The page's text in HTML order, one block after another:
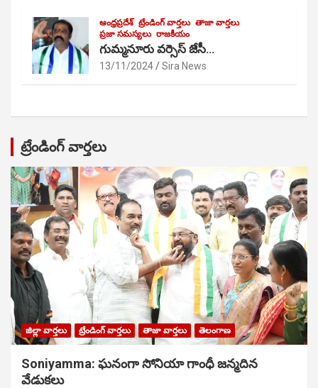
ఆంధ్రప్రదేశ్ ట్రేండింగ్ వార్తలు తాజా వార్తలు
ప్రజా సమస్యలు రాజకీయం
గుమ్మనూరు వర్సెస్ జేసీ…
13/11/2024 Sira News
ట్రేండింగ్ వార్తలు
జిల్లా వార్తలు ట్రేండింగ్ వార్తలు తాజా వార్తలు తెలంగాణ
Soniyamma: ఘ‌నంగా సోనియా గాంధీ జ‌న్మ‌దిన
వేడుక‌లు